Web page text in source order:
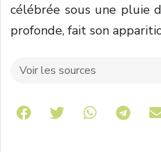
célébrée sous une pluie
profonde, fait son
Voir les sources
Share